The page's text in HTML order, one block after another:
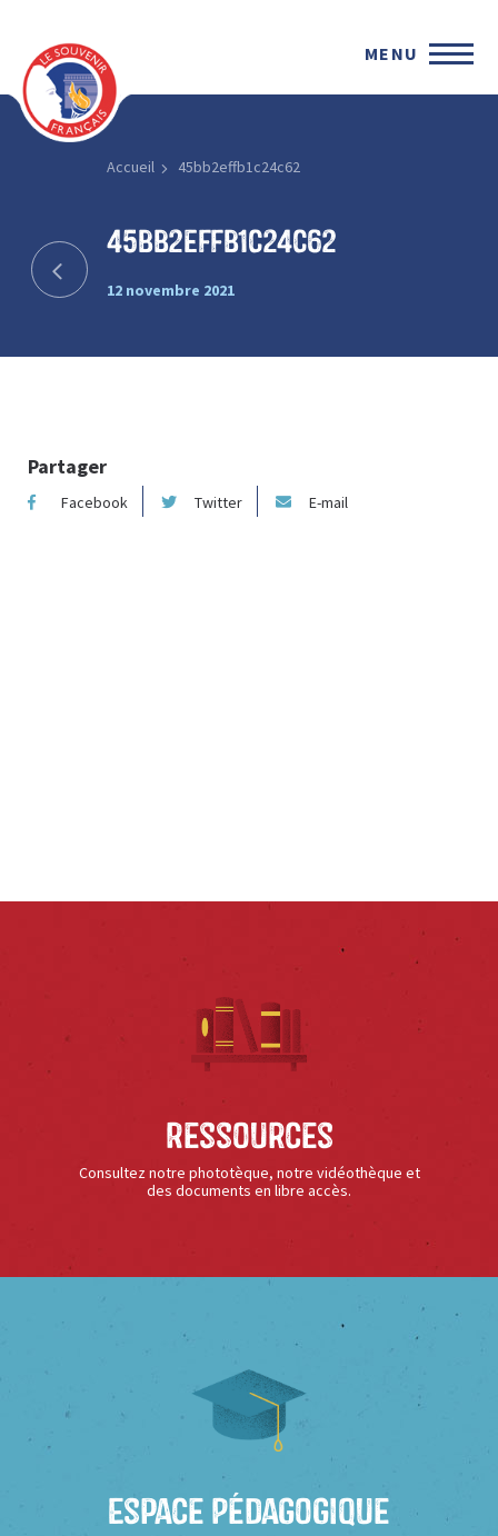
MENU
Accueil 45bb2effb1c24c62
45bb2effb1c24c62
12 novembre 2021
Partager
Facebook Twitter E-mail
Ressources
Consultez notre phototèque, notre vidéothèque et
des documents en libre accès.
Espace Pédagogique